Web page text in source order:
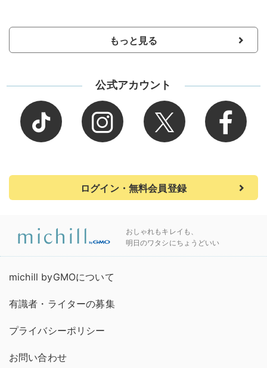
もっと見る
公式アカウント
ログイン・無料会員登録
おしゃれもキレイも、
明日のワタシにちょうどいい
michill byGMOについて
有識者・ライターの募集
プライバシーポリシー
お問い合わせ